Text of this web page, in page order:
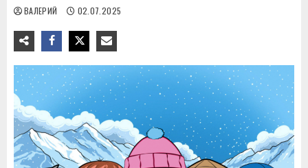
ВАЛЕРИЙ 02.07.2025